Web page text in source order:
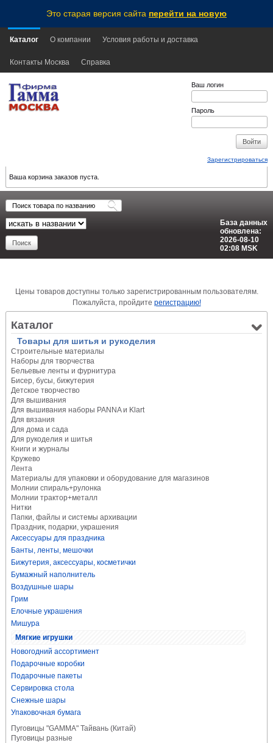
Это старая версия сайта перейти на новую
Каталог О компании Условия работы и доставка
Контакты Москва Справка
Ваш логин
Пароль
Зарегистрироваться
Ваша корзина заказов пуста.
База данных
обновлена:
2026-08-10
02:08 MSK
Цены товаров доступны только зарегистрированным пользователям.
Пожалуйста, пройдите регистрацию!
Каталог
Товары для шитья и рукоделия
Строительные материалы
Наборы для творчества
Бельевые ленты и фурнитура
Бисер, бусы, бижутерия
Детское творчество
Для вышивания
Для вышивания наборы PANNA и Klart
Для вязания
Для дома и сада
Для рукоделия и шитья
Книги и журналы
Кружево
Лента
Материалы для упаковки и оборудование для магазинов
Молнии спираль+рулонка
Молнии трактор+металл
Нитки
Папки, файлы и системы архивации
Праздник, подарки, украшения
Аксессуары для праздника
Банты, ленты, мешочки
Бижутерия, аксессуары, косметички
Бумажный наполнитель
Воздушные шары
Грим
Елочные украшения
Мишура
Мягкие игрушки
Новогодний ассортимент
Подарочные коробки
Подарочные пакеты
Сервировка стола
Снежные шары
Упаковочная бумага
Пуговицы "GAMMA" Тайвань (Китай)
Пуговицы разные